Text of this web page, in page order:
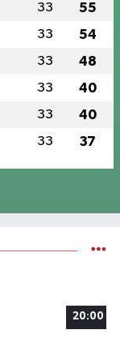
33 55
33 54
33 48
33 40
33 40
33 37
20:00